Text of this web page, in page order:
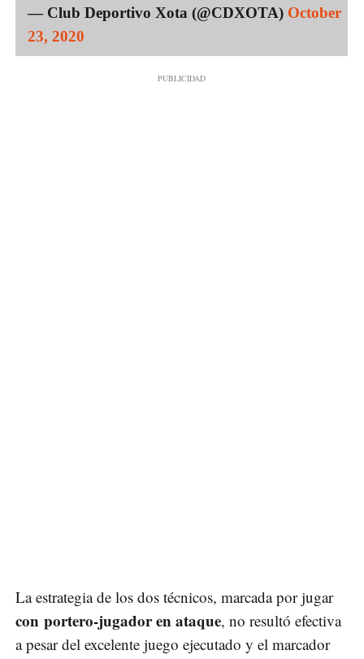
— Club Deportivo Xota (@CDXOTA) October
23, 2020
La estrategia de los dos técnicos, marcada por jugar
con portero-jugador en ataque, no resultó efectiva
a pesar del excelente juego ejecutado y el marcador